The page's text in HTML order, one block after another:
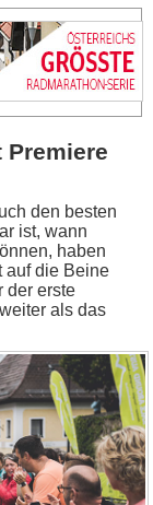
den besten
ist, wann
haben
auf die Beine
der erste
als das